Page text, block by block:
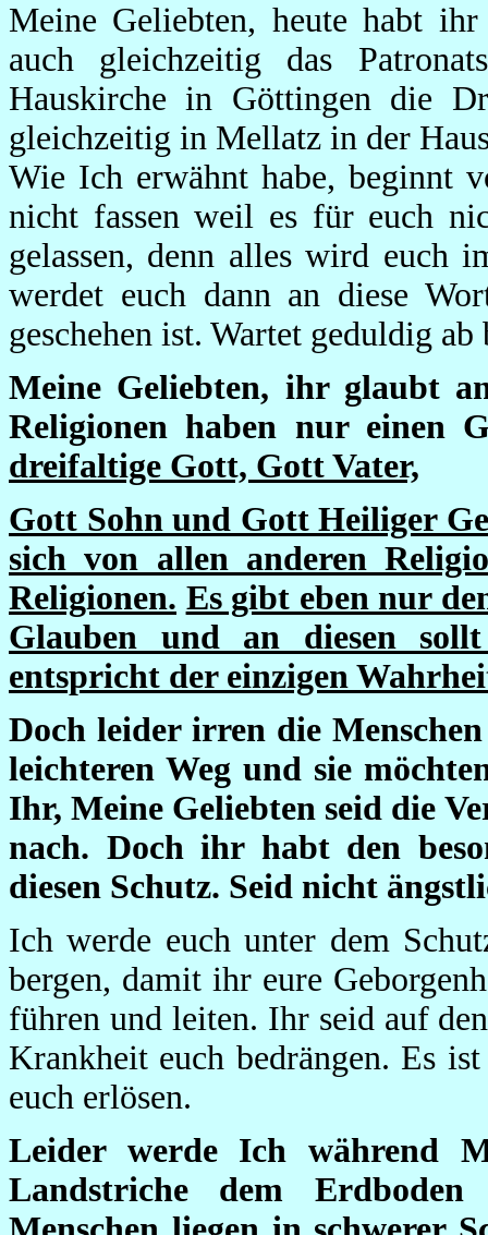
Meine Geliebten, heute habt
auch gleichzeitig das
Hauskirche in Göttingen die
gleichzeitig in Mellatz in der
Wie Ich erwähnt habe, beginnt
nicht fassen weil es für euch
gelassen, denn alles wird euch
werdet euch dann an diese
geschehen ist. Wartet geduldig
Meine Geliebten, ihr glaubt
Religionen haben nur
dreifaltige Gott, Gott Vater,
Gott Sohn und Gott Heiliger
sich von allen anderen
Religionen. Es gibt eben nur
Glauben und an diesen
entspricht der einzigen
Doch leider irren die
leichteren Weg und sie
Ihr, Meine Geliebten seid die
nach. Doch ihr habt den
diesen Schutz. Seid nicht
Ich werde euch unter dem
bergen, damit ihr eure
führen und leiten. Ihr seid auf
Krankheit euch bedrängen. Es
euch erlösen.
Leider werde Ich während
Landstriche dem